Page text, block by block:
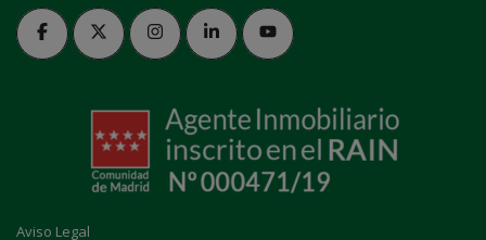
Aviso Legal